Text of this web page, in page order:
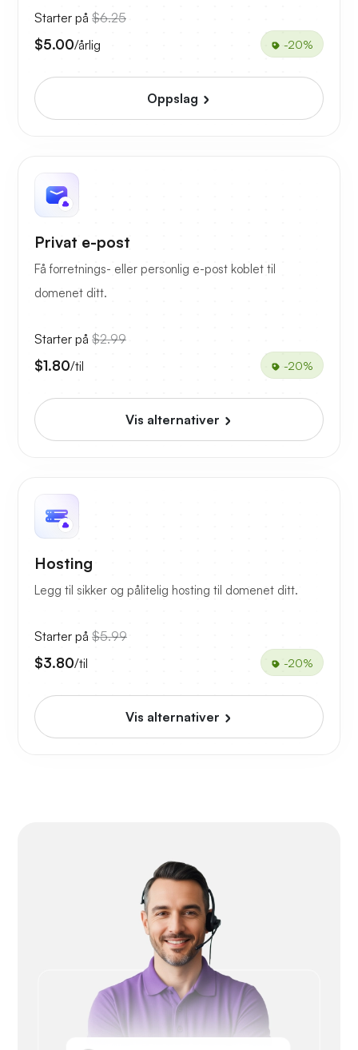
Starter på $6.25
$5.00/årlig -20%
Oppslag
Privat e-post
Få forretnings- eller personlig e-post koblet til
domenet ditt.
Starter på $2.99
$1.80/til -20%
Vis alternativer
Hosting
Legg til sikker og pålitelig hosting til domenet ditt.
Starter på $5.99
$3.80/til -20%
Vis alternativer